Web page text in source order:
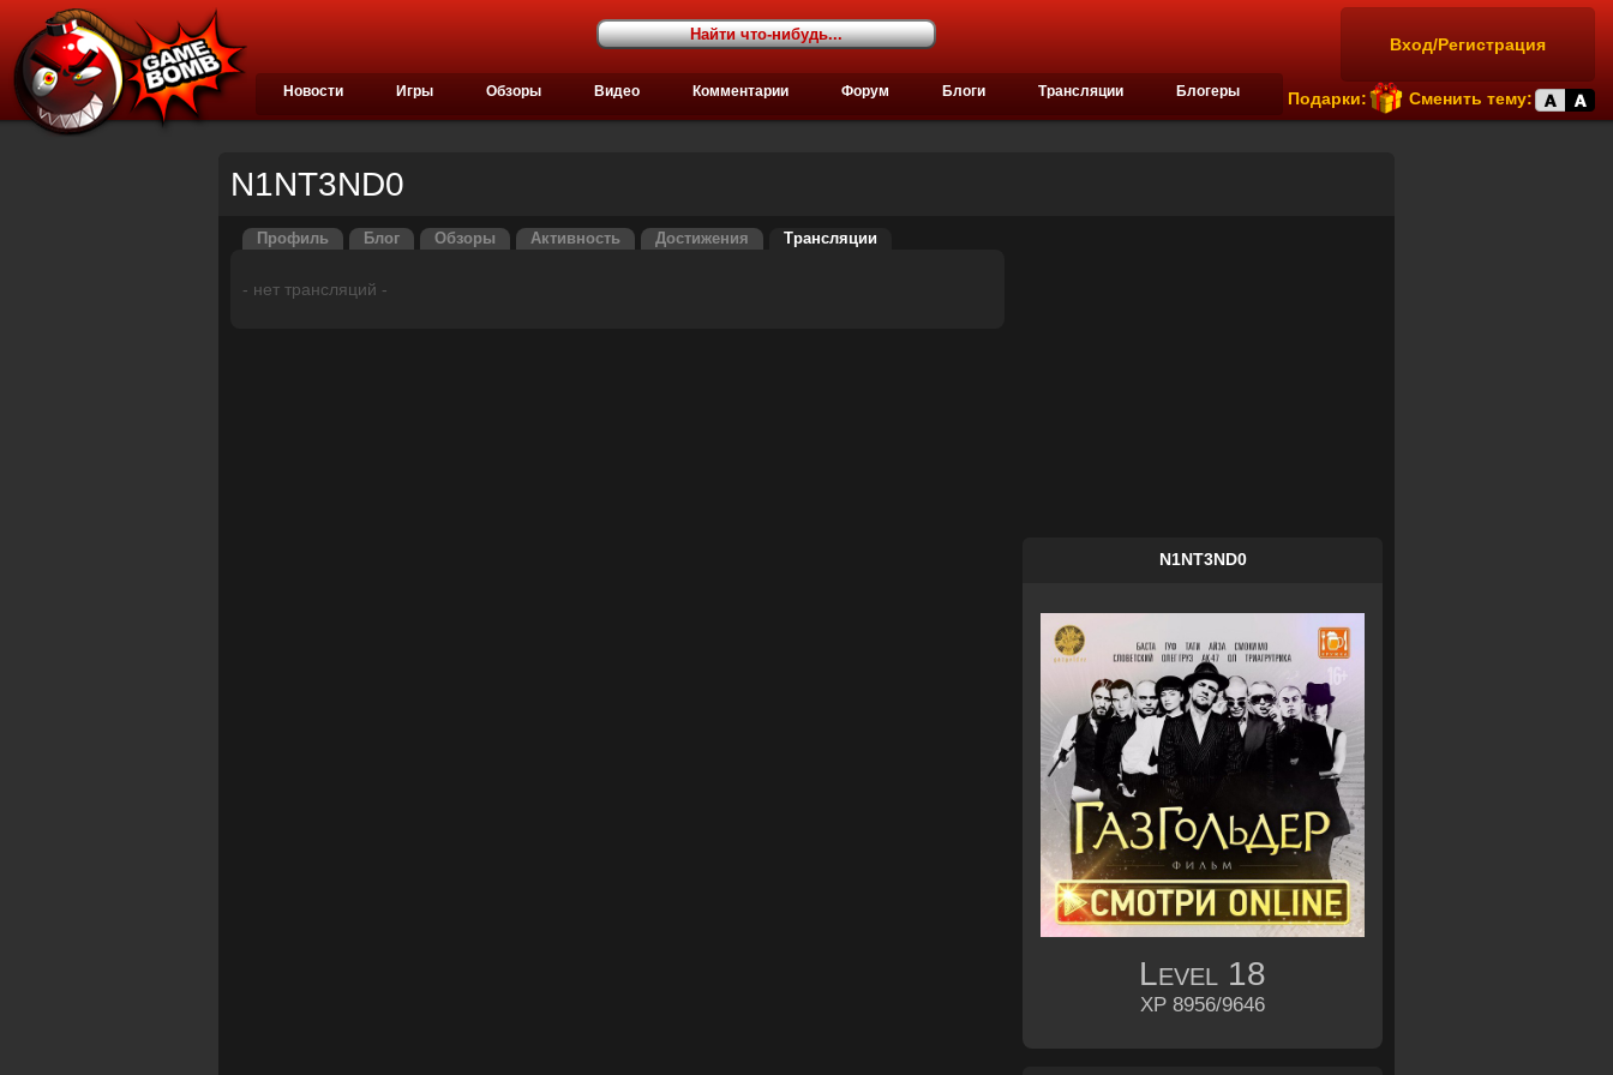
Вход/Регистрация
Подарки: Сменить тему:
Новости Игры Обзоры Видео Комментарии Форум Блоги Трансляции Блогеры
N1NT3ND0
Профиль Блог Обзоры Активность Достижения Трансляции
- нет трансляций -
N1NT3ND0
Level 18
XP 8956/9646